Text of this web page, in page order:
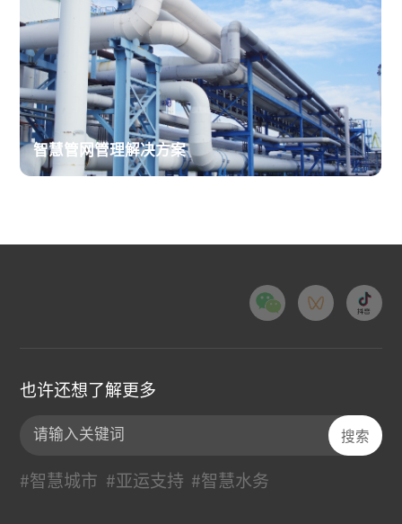
智慧管网管理解决方案
也许还想了解更多
#智慧城市 #亚运支持 #智慧水务